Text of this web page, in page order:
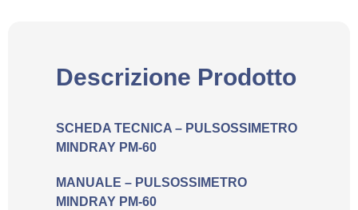
Descrizione Prodotto
SCHEDA TECNICA – PULSOSSIMETRO
MINDRAY PM-60
MANUALE – PULSOSSIMETRO
MINDRAY PM-60